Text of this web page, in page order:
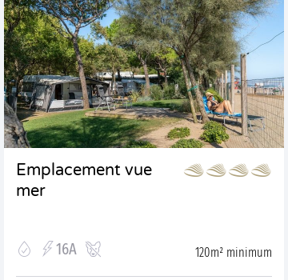
Emplacement vue
mer
16A 120m² minimum